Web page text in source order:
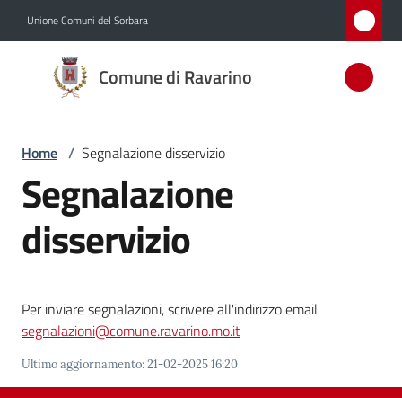
Unione Comuni del Sorbara
Comune di Ravarino
Comune
di
Amministrazione
Novità
Vivere
Ravarino
Home / Segnalazione disservizio
Segnalazione
disservizio
Per inviare segnalazioni, scrivere all'indirizzo email
segnalazioni@comune.ravarino.mo.it
Ultimo aggiornamento:21-02-2025 16:20